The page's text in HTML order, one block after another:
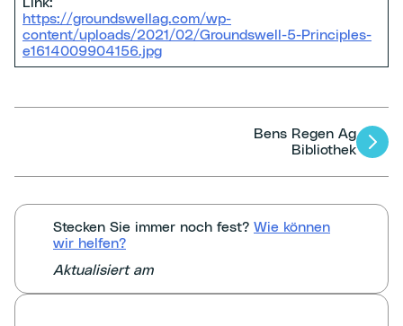
https://groundswellag.com/wp-
content/uploads/2021/02/Groundswell-5-Principles-
e1614009904156.jpg
Navigation
Bens Regen Ag
Bibliothek
Stecken Sie immer noch fest? Wie können
wir helfen?
Aktualisiert am